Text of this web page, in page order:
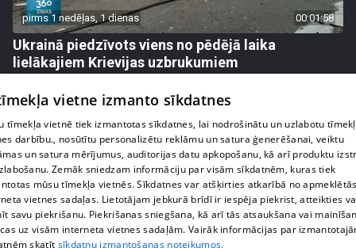
pirms 1 nedēļas, 1 dienas 00:01:58
Ukrainā piedzīvots viens no pēdējā laika
lielākajiem Krievijas uzbrukumiem
vietne izmanto sīkdatnes
tīmekļa vietnē tiek izmantotas sīkdatnes, lai nodrošinātu un uzlabotu
darbību., nosūtītu personalizētu reklāmu un satura ģenerēšanai, veiktu
un satura mērījumus, auditorijas datu apkopošanu, kā arī produktu
Zemāk sniedzam informāciju par visām sīkdatnēm, kuras tiek
mūsu tīmekļa vietnēs. Sīkdatnes var atšķirties atkarībā no
vietnes sadaļas. Lietotājam jebkurā brīdī ir iespēja piekrist, atteikties
savu piekrišanu. Piekrišanas sniegšana, kā arī tās atsaukšana vai
uz visām interneta vietnes sadaļām. Vairāk informācijas par
skatīt sīkdatņu izmantošanas noteikumos.